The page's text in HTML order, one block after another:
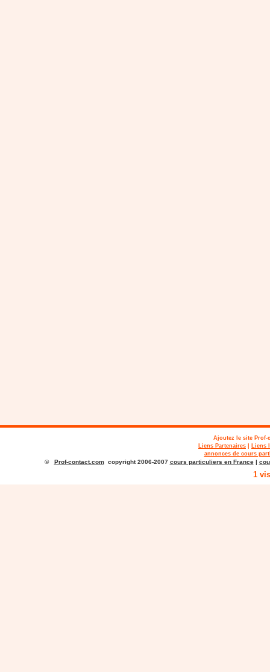
Ajoutez le site Prof-
Liens Partenaires | Liens
annonces de cours
© Prof-contact.comcopyright 2006-2007 cours particuliers en France|
1